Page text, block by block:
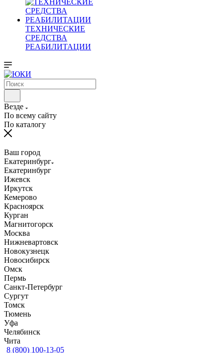
ТЕХНИЧЕСКИЕ
СРЕДСТВА
РЕАБИЛИТАЦИИ
Везде
По всему сайту
По каталогу
Ваш город
Екатеринбург
Екатеринбург
Ижевск
Иркутск
Кемерово
Красноярск
Курган
Магнитогорск
Москва
Нижневартовск
Новокузнецк
Новосибирск
Омск
Пермь
Санкт-Петербург
Сургут
Томск
Тюмень
Уфа
Челябинск
Чита
8 (800) 100-13-05